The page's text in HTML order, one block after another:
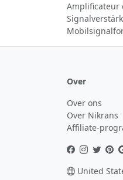
Amplificateur
Over
Over ons
Over Nikrans
Affiliate-
United